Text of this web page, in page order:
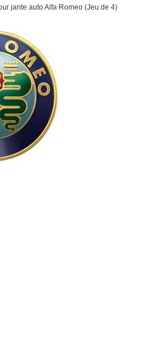
jante auto Alfa Romeo (Jeu de 4)